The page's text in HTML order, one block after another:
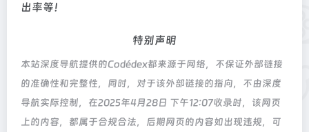
出率等！
特别声明
本站深度导航提供的Codédex都来源于网络，不保证外部链接
的准确性和完整性，同时，对于该外部链接的指向，不由深度
导航实际控制，在2025年4月28日 下午12:07收录时，该网页
上的内容，都属于合规合法，后期网页的内容如出现违规，可